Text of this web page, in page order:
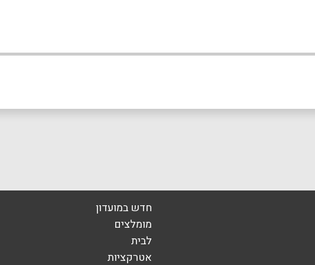
אימייל*
חדש במועדון
מומלצים
לבית
אטרקציות